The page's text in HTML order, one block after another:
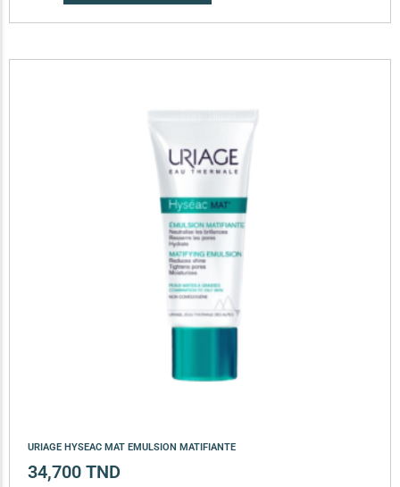
URIAGE HYSEAC MAT EMULSION MATIFIANTE
34,700 TND